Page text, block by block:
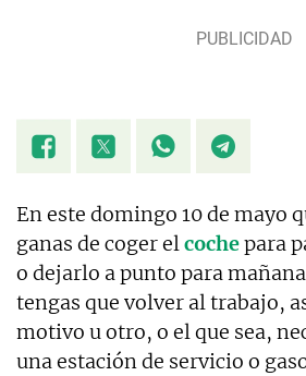
En este domingo 10 de mayo
ganas de coger elcochepara
o dejarlo a punto para
tengas que volver al trabajo,
motivo u otro, o el que sea,
una estación de servicio o